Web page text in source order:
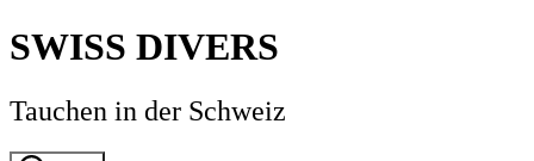
Direkt
zum
wechseln
SWISS DIVERS
Tauchen in der Schweiz